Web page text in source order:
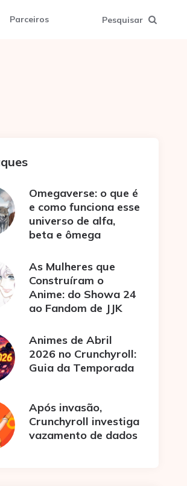
Parceiros Pesquisar
Omegaverse: o que é
e como funciona esse
universo de alfa,
beta e ômega
As Mulheres que
Construíram o
Anime: do Showa 24
ao Fandom de JJK
Animes de Abril
2026 no Crunchyroll:
Guia da Temporada
Após invasão,
Crunchyroll investiga
vazamento de dados